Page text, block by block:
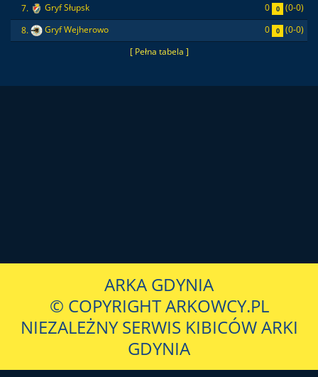
[ Pełna tabela ]
7.
Gryf Słupsk 0 0
(0-0)
8.
Gryf Wejherowo 0 0 (0-0)
ARKA GDYNIA
© COPYRIGHT ARKOWCY.PL
NIEZALEŻNY SERWIS KIBICÓW ARKI
GDYNIA